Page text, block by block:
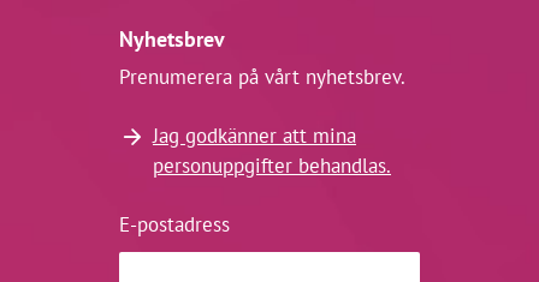
Nyhetsbrev
Prenumerera på vårt nyhetsbrev.
Jag godkänner att mina
personuppgifter behandlas.
E-postadress